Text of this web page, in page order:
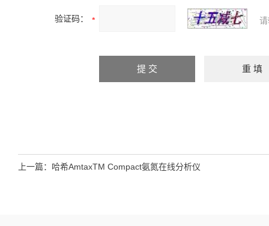
验证码：
上一篇： 哈希AmtaxTM Compact氨氮在线分析仪